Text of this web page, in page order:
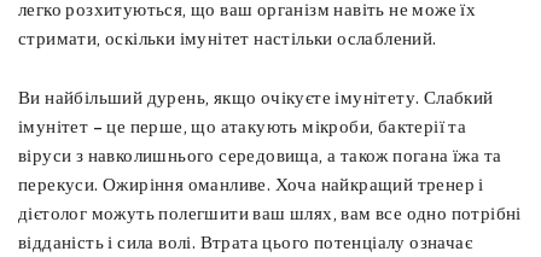
легко розхитуються, що ваш організм навіть не може їх
стримати, оскільки імунітет настільки ослаблений.
Ви найбільший дурень, якщо очікуєте імунітету. Слабкий
імунітет – це перше, що атакують мікроби, бактерії та
віруси з навколишнього середовища, а також погана їжа та
перекуси. Ожиріння оманливе. Хоча найкращий тренер і
дієтолог можуть полегшити ваш шлях, вам все одно потрібні
відданість і сила волі. Втрата цього потенціалу означає